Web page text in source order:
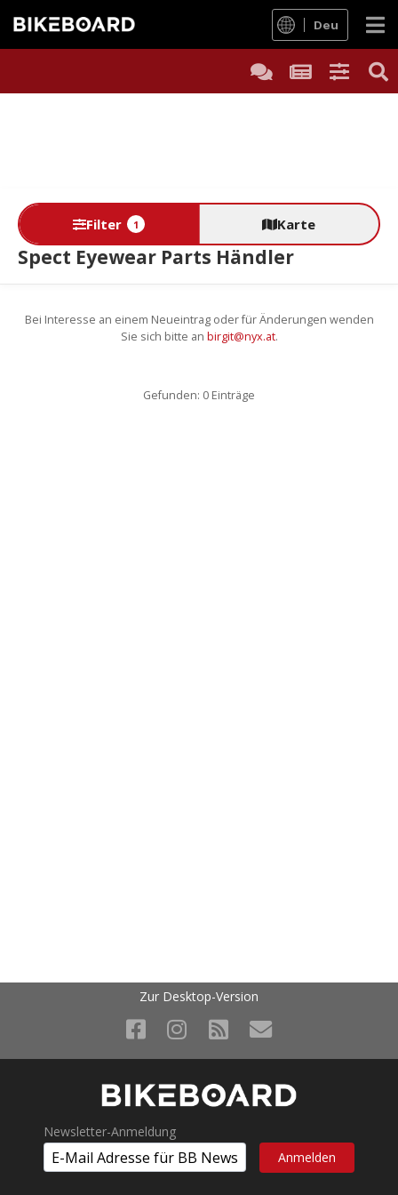
Deu
Filter 1 Karte
Spect Eyewear Parts Händler
Bei Interesse an einem Neueintrag oder für Änderungen wenden
Sie sich bitte an birgit@nyx.at.
Gefunden: 0 Einträge
Zur Desktop-Version
Newsletter-Anmeldung